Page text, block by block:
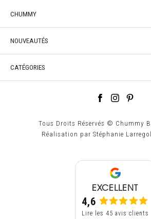
CHUMMY
NOUVEAUTÉS
CATÉGORIES
Tous Droits Réservés © Chummy
Réalisation par Stéphanie
EXCELLENT
4,6
Lire les 45 avis clients